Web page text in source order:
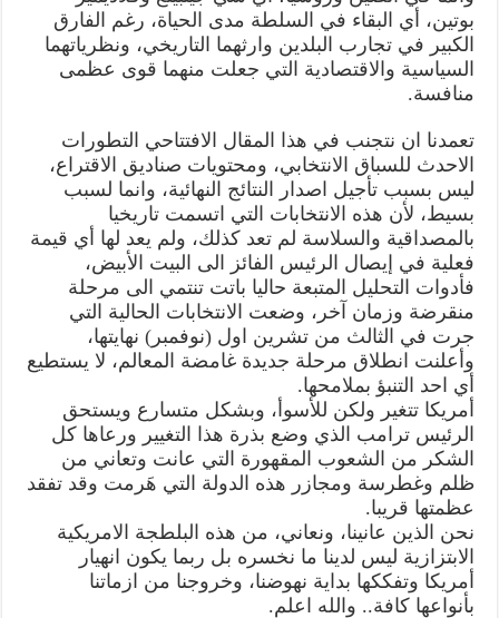
بوتين، أي البقاء في السلطة مدى الحياة، رغم الفارق
الكبير في تجارب البلدين وارثهما التاريخي، ونظرياتهما
السياسية والاقتصادية التي جعلت منهما قوى عظمى
منافسة.
تعمدنا ان نتجنب في هذا المقال الافتتاحي التطورات
الاحدث للسباق الانتخابي، ومحتويات صناديق الاقتراع،
ليس بسبب تأجيل اصدار النتائج النهائية، وانما لسبب
بسيط، لأن هذه الانتخابات التي اتسمت تاريخيا
بالمصداقية والسلاسة لم تعد كذلك، ولم يعد لها أي قيمة
فعلية في إيصال الرئيس الفائز الى البيت الأبيض،
فأدوات التحليل المتبعة حاليا باتت تنتمي الى مرحلة
منقرضة وزمان آخر، وضعت الانتخابات الحالية التي
جرت في الثالث من تشرين اول (نوفمبر) نهايتها،
وأعلنت انطلاق مرحلة جديدة غامضة المعالم، لا يستطيع
أي احد التنبؤ بملامحها.
أمريكا تتغير ولكن للأسوأ، وبشكل متسارع ويستحق
الرئيس ترامب الذي وضع بذرة هذا التغيير ورعاها كل
الشكر من الشعوب المقهورة التي عانت وتعاني من
ظلم وغطرسة ومجازر هذه الدولة التي هَرمت وقد تفقد
عظمتها قريبا.
نحن الذين عانينا، ونعاني، من هذه البلطجة الامريكية
الابتزازية ليس لدينا ما نخسره بل ربما يكون انهيار
أمريكا وتفككها بداية نهوضنا، وخروجنا من ازماتنا
بأنواعها كافة.. والله اعلم.